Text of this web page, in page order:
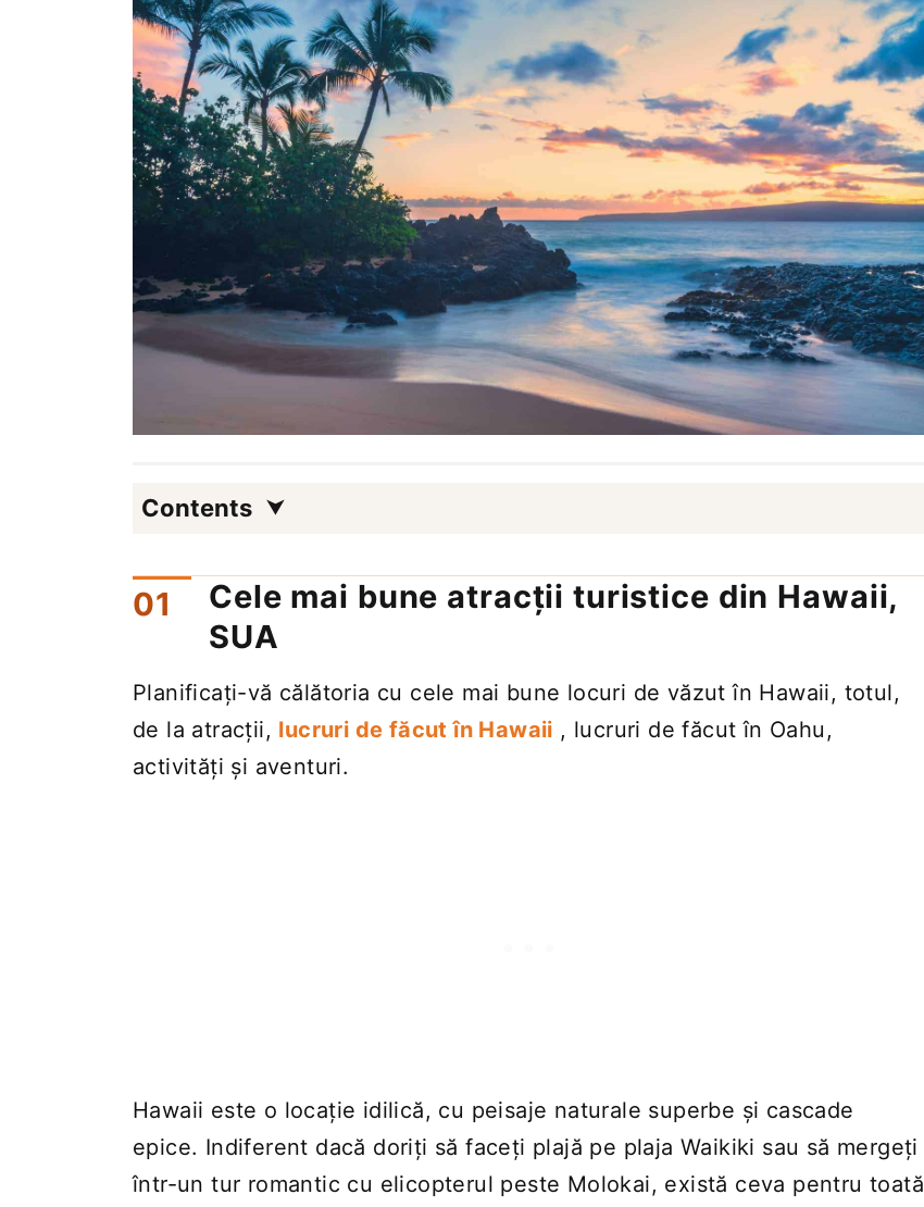
Contents
Cele mai bune atracții turistice din Hawaii,
SUA
Planificați-vă călătoria cu cele mai bune locuri de văzut în Hawaii, totul,
de la atracții, lucruri de făcut în Hawaii , lucruri de făcut în Oahu,
activități și aventuri.
Hawaii este o locație idilică, cu peisaje naturale superbe și cascade
epice. Indiferent dacă doriți să faceți plajă pe plaja Waikiki sau să mergeți
într-un tur romantic cu elicopterul peste Molokai, există ceva pentru toată